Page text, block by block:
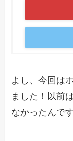
よし、今回は
ました！以前
なかったんで